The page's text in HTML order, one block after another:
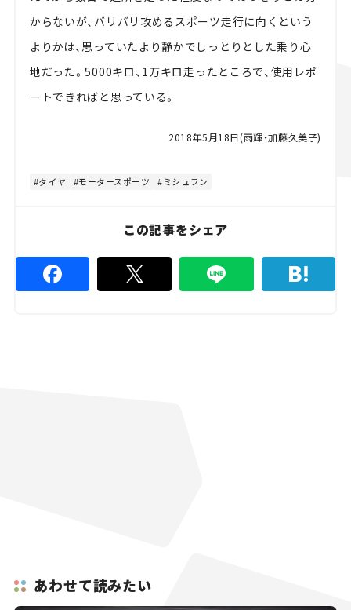
からないが、バリバリ攻めるスポーツ走行に向くという
よりかは、思っていたより静かでしっとりとした乗り心
地だった。5000キロ、1万キロ走ったところで、使用レポ
ートできればと思っている。
2018年5月18日(雨輝・加藤久美子)
タイヤ モータースポーツ ミシュラン
この記事をシェア
あわせて読みたい